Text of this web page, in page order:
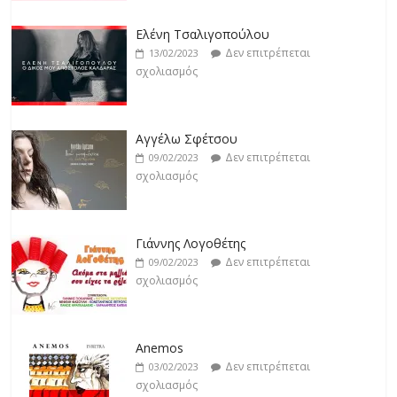
19/02/2023
Δεν επιτρέπεται
σχολιασμός
18/02/2023
Δεν επιτρέπεται
σχολιασμός
Ελένη Τσαλιγοπούλου
13/02/2023
Δεν επιτρέπεται
σχολιασμός
Αγγέλω Σφέτσου
09/02/2023
Δεν επιτρέπεται
σχολιασμός
Γιάννης Λογοθέτης
09/02/2023
Δεν επιτρέπεται
σχολιασμός
Anemos
03/02/2023
Δεν επιτρέπεται
σχολιασμός